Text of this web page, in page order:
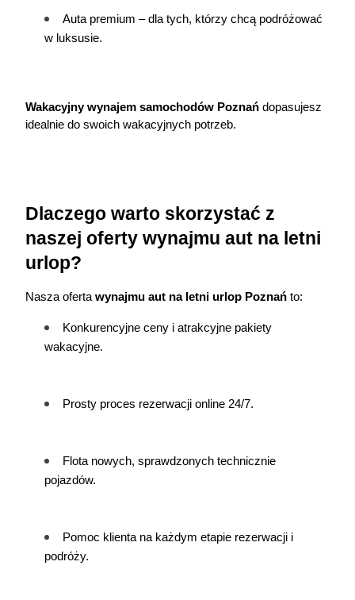
Auta premium – dla tych, którzy chcą podróżować
w luksusie.
Wakacyjny wynajem samochodów Poznań dopasujesz
idealnie do swoich wakacyjnych potrzeb.
Dlaczego warto skorzystać z
naszej oferty wynajmu aut na letni
urlop?
Nasza oferta wynajmu aut na letni urlop Poznań to:
Konkurencyjne ceny i atrakcyjne pakiety
wakacyjne.
Prosty proces rezerwacji online 24/7.
Flota nowych, sprawdzonych technicznie
pojazdów.
Pomoc klienta na każdym etapie rezerwacji i
podróży.